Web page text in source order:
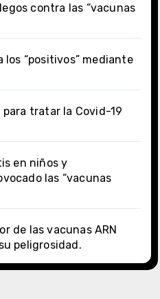
contra las “vacunas
los “positivos” mediante
para tratar la Covid-19
en niños y
las “vacunas
de las vacunas ARN
peligrosidad.